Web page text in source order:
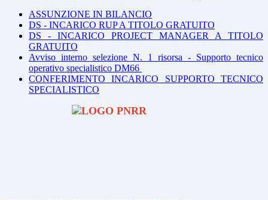
ASSUNZIONE IN BILANCIO
DS - INCARICO RUP A TITOLO GRATUITO
DS - INCARICO PROJECT MANAGER A TITOLO
GRATUITO
Avviso interno selezione N. 1 risorsa - Supporto tecnico
operativo specialistico DM66
CONFERIMENTO INCARICO SUPPORTO TECNICO
SPECIALISTICO